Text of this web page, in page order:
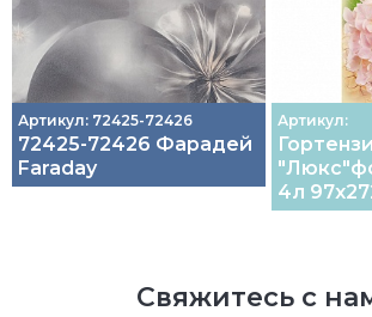
Артикул: 72425-72426
72425-72426 Фарадей
Faraday
Артикул:
4л
Свяжитесь с